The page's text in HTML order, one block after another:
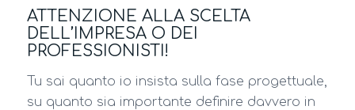
ATTENZIONE ALLA SCELTA
DELL’IMPRESA O DEI
PROFESSIONISTI!
Tu sai quanto io insista sulla fase progettuale,
su quanto sia importante definire davvero in